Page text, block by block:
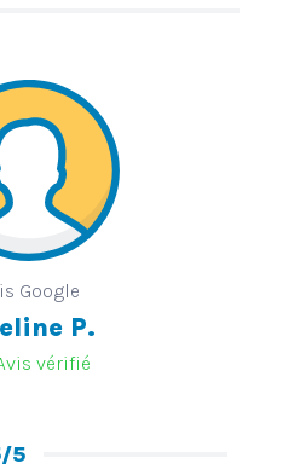
Google
P.
vérifié
5